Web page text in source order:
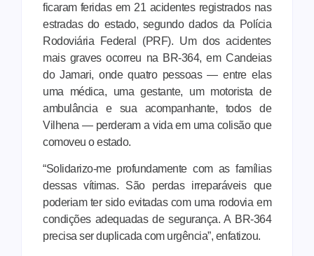
ficaram feridas em 21 acidentes registrados nas
estradas do estado, segundo dados da Polícia
Rodoviária Federal (PRF). Um dos acidentes
mais graves ocorreu na BR-364, em Candeias
do Jamari, onde quatro pessoas — entre elas
uma médica, uma gestante, um motorista de
ambulância e sua acompanhante, todos de
Vilhena — perderam a vida em uma colisão que
comoveu o estado.
“Solidarizo-me profundamente com as famílias
dessas vítimas. São perdas irreparáveis que
poderiam ter sido evitadas com uma rodovia em
condições adequadas de segurança. A BR-364
precisa ser duplicada com urgência”, enfatizou.